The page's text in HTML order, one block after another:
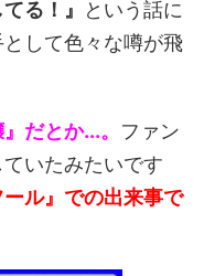
る！』
という話に
して色々な噂が飛
だとか...。 ファン
いたみたいです
ル』での出来事で